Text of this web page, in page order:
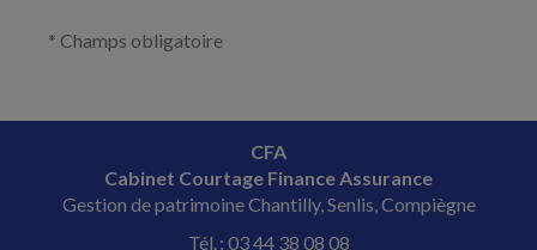
* Champs obligatoire
CFA
Cabinet Courtage Finance Assurance
Gestion de patrimoine Chantilly, Senlis, Compiègne
Tél. : 03 44 38 08 08